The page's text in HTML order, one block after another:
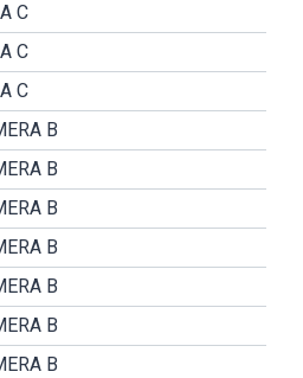
C
C
C
B
B
B
B
B
B
B